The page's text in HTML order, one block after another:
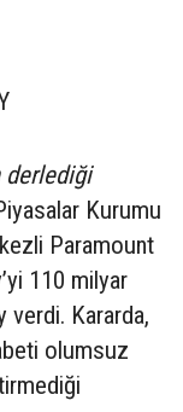
derlediği
Kurumu
Paramount
110 milyar
verdi. Kararda,
olumsuz